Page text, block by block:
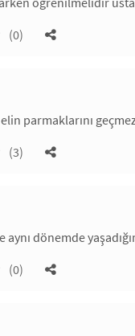
(0)
parmaklarını
(3)
aynı dönemde
(0)